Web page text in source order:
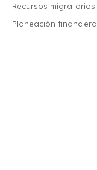
Recursos migratorios
Planeación financiera